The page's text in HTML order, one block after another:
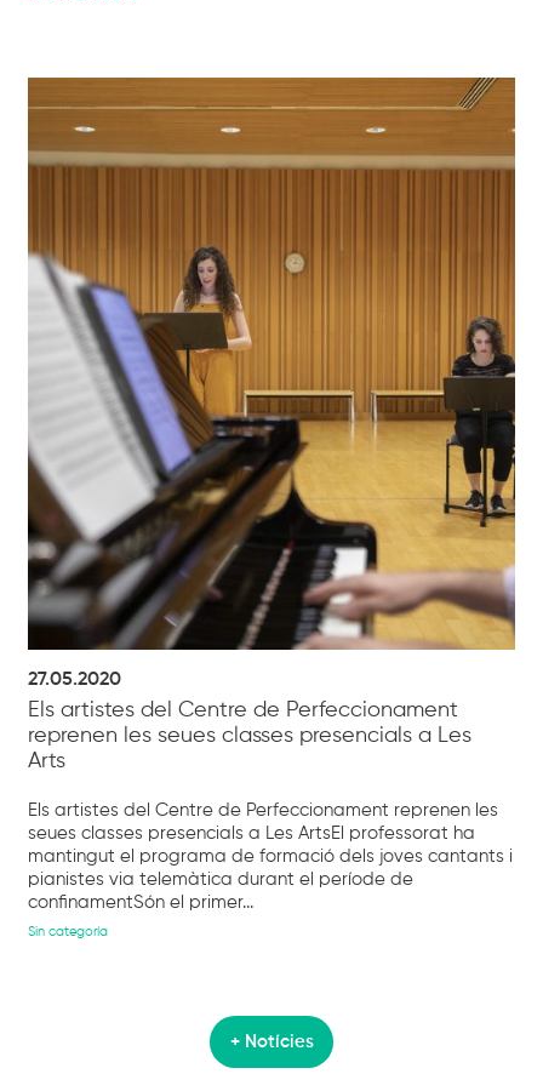
27.05.2020
Els artistes del Centre de Perfeccionament
reprenen les seues classes presencials a Les
Arts
Els artistes del Centre de Perfeccionament reprenen les
seues classes presencials a Les ArtsEl professorat ha
mantingut el programa de formació dels joves cantants i
pianistes via telemàtica durant el període de
confinamentSón el primer...
Sin categoría
+ Notícies